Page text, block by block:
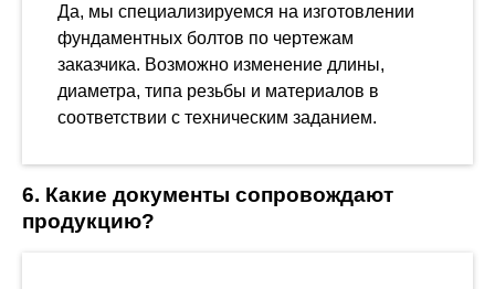
Да, мы специализируемся на изготовлении
фундаментных болтов по чертежам
заказчика. Возможно изменение длины,
диаметра, типа резьбы и материалов в
соответствии с техническим заданием.
6. Какие документы сопровождают
продукцию?